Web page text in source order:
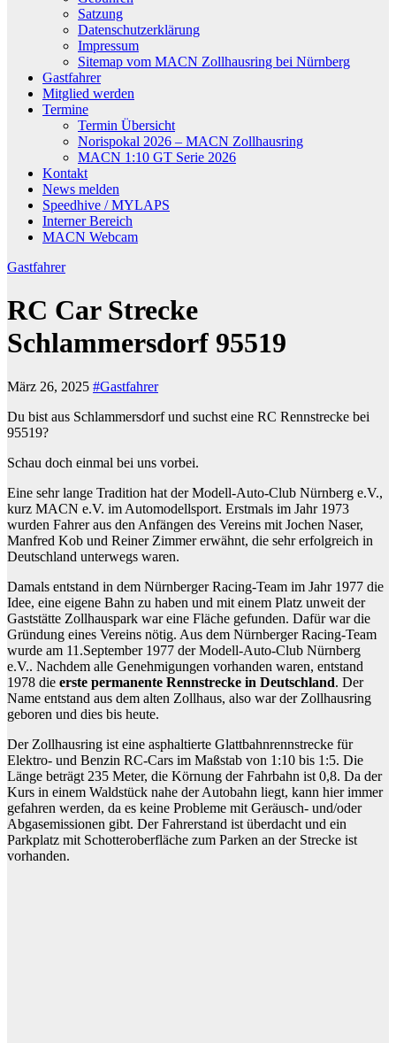
Satzung
Datenschutzerklärung
Impressum
Sitemap vom MACN Zollhausring bei Nürnberg
Gastfahrer
Mitglied werden
Termine
Termin Übersicht
Norispokal 2026 – MACN Zollhausring
MACN 1:10 GT Serie 2026
Kontakt
News melden
Speedhive / MYLAPS
Interner Bereich
MACN Webcam
Gastfahrer
RC Car Strecke
Schlammersdorf 95519
März 26, 2025 #Gastfahrer
Du bist aus Schlammersdorf und suchst eine RC Rennstrecke bei
95519?
Schau doch einmal bei uns vorbei.
Eine sehr lange Tradition hat der Modell-Auto-Club Nürnberg e.V.,
kurz MACN e.V. im Automodellsport. Erstmals im Jahr 1973
wurden Fahrer aus den Anfängen des Vereins mit Jochen Naser,
Manfred Kob und Reiner Zimmer erwähnt, die sehr erfolgreich in
Deutschland unterwegs waren.
Damals entstand in dem Nürnberger Racing-Team im Jahr 1977 die
Idee, eine eigene Bahn zu haben und mit einem Platz unweit der
Gaststätte Zollhauspark war eine Fläche gefunden. Dafür war die
Gründung eines Vereins nötig. Aus dem Nürnberger Racing-Team
wurde am 11.September 1977 der Modell-Auto-Club Nürnberg
e.V.. Nachdem alle Genehmigungen vorhanden waren, entstand
1978 die erste permanente Rennstrecke in Deutschland. Der
Name entstand aus dem alten Zollhaus, also war der Zollhausring
geboren und dies bis heute.
Der Zollhausring ist eine asphaltierte Glattbahnrennstrecke für
Elektro- und Benzin RC-Cars im Maßstab von 1:10 bis 1:5. Die
Länge beträgt 235 Meter, die Körnung der Fahrbahn ist 0,8. Da der
Kurs in einem Waldstück nahe der Autobahn liegt, kann hier immer
gefahren werden, da es keine Probleme mit Geräusch- und/oder
Abgasemissionen gibt. Der Fahrerstand ist überdacht und ein
Parkplatz mit Schotteroberfläche zum Parken an der Strecke ist
vorhanden.